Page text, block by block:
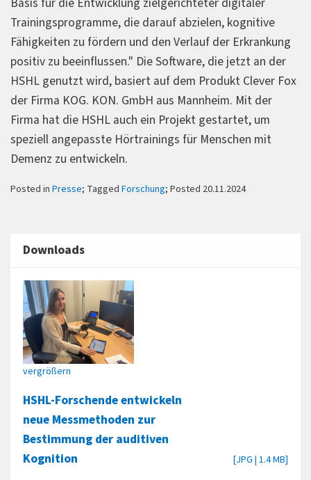
Trainingsprogramme, die darauf abzielen, kognitive
Fähigkeiten zu fördern und den Verlauf der Erkrankung
positiv zu beeinflussen." Die Software, die jetzt an der
HSHL genutzt wird, basiert auf dem Produkt Clever Fox
der Firma KOG. KON. GmbH aus Mannheim. Mit der
Firma hat die HSHL auch ein Projekt gestartet, um
speziell angepasste Hörtrainings für Menschen mit
Demenz zu entwickeln.
Posted in Presse; Tagged Forschung; Posted 20.11.2024
Downloads
vergrößern
HSHL-Forschende entwickeln
neue Messmethoden zur
Bestimmung der auditiven
Kognition
[JPG | 1.4 MB]